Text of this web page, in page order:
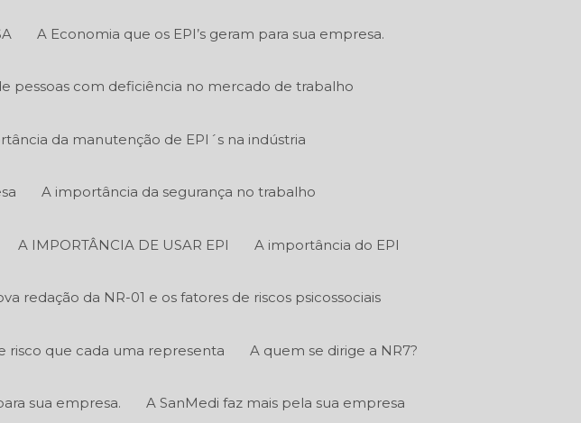
A Economia que os EPI’s geram para sua empresa.
pessoas com deficiência no mercado de trabalho
da manutenção de EPI´s na indústria
A importância da segurança no trabalho
A IMPORTÂNCIA DE USAR EPI A importância do EPI
redação da NR-01 e os fatores de riscos psicossociais
risco que cada uma representa A quem se dirige a NR7?
sua empresa. A SanMedi faz mais pela sua empresa